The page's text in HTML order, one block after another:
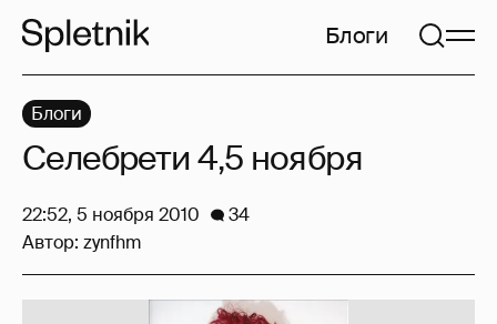
Блоги
Блоги
Селебрети 4,5 ноября
22:52, 5 ноября 2010
34
Автор: zynfhm